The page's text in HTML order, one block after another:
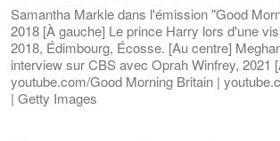
Samantha Markle dans l'émission "Good
2018 [À gauche] Le prince Harry lors d'une
2018, Édimbourg, Écosse. [Au centre]
interview sur CBS avec Oprah Winfrey, 2021
youtube.com/Good Morning Britain |
| Getty Images